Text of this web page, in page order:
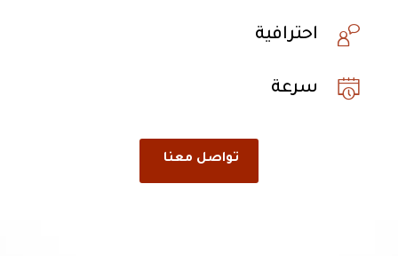
احترافية
سرعة
تواصل معنا